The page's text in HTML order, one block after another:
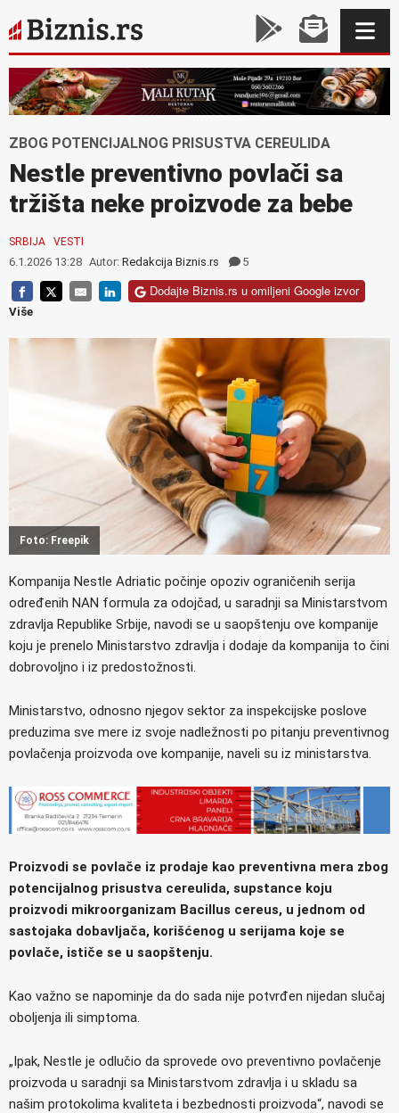
ZBOG POTENCIJALNOG PRISUSTVA CEREULIDA
Nestle preventivno povlači sa
tržišta neke proizvode za bebe
SRBIJA VESTI
6.1.2026 13:28 Autor: Redakcija Biznis.rs 5
Dodajte Biznis.rs u omiljeni Google izvor
Više
Foto: Freepik
Kompanija Nestle Adriatic počinje opoziv ograničenih serija
određenih NAN formula za odojčad, u saradnji sa Ministarstvom
zdravlja Republike Srbije, navodi se u saopštenju ove kompanije
koju je prenelo Ministarstvo zdravlja i dodaje da kompanija to čini
dobrovoljno i iz predostožnosti.
Ministarstvo, odnosno njegov sektor za inspekcijske poslove
preduzima sve mere iz svoje nadležnosti po pitanju preventivnog
povlačenja proizvoda ove kompanije, naveli su iz ministarstva.
Proizvodi se povlače iz prodaje kao preventivna mera zbog
potencijalnog prisustva cereulida, supstance koju
proizvodi mikroorganizam Bacillus cereus, u jednom od
sastojaka dobavljača, korišćenog u serijama koje se
povlače, ističe se u saopštenju.
Kao važno se napominje da do sada nije potvrđen nijedan slučaj
oboljenja ili simptoma.
„Ipak, Nestle je odlučio da sprovede ovo preventivno povlačenje
proizvoda u saradnji sa Ministarstvom zdravlja i u skladu sa
našim protokolima kvaliteta i bezbednosti proizvoda“, navodi se